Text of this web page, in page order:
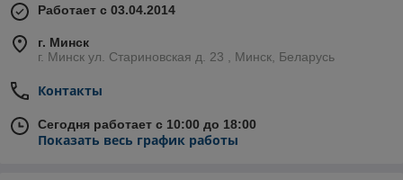
Работает с 03.04.2014
г. Минск
г. Минск ул. Стариновская д. 23 , Минск, Беларусь
Контакты
Сегодня работает с 10:00 до 18:00
Показать весь график работы